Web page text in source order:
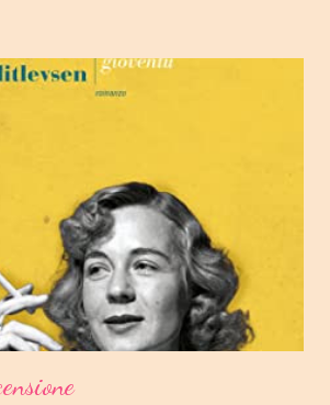
348 PREZZO: 19.00/EBOOK 10.99 Link
universitaria di fronte a casa. Sua
poetessa di origini cinesi, li ha abbandonati
nove anni in circostanze misteriose, dopo